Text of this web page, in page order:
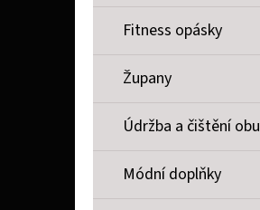
Fitness opásky
Župany
Údržba a čištění
Módní doplňky